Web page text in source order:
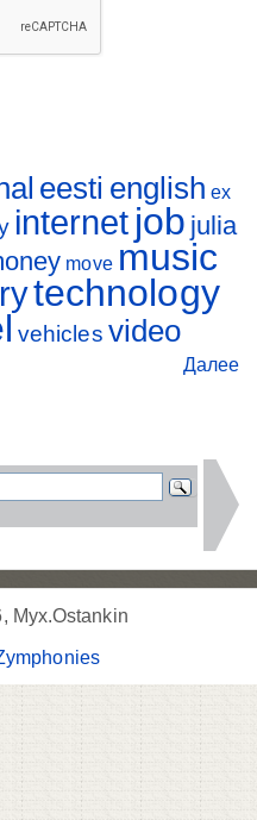
eesti english ex
internet job julia
move music
technology
vehicles video
Далее
Myx.Ostankin